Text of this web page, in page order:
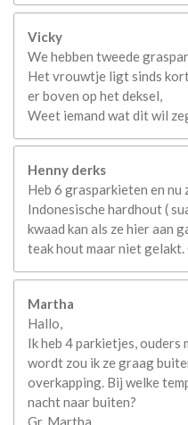
Vicky
We hebben tweede
Het vrouwtje ligt sinds
er boven op het deksel,
Weet iemand wat dit wil
Henny derks
Heb 6 grasparkieten en nu
Indonesische hardhout (
kwaad kan als ze hier aan
teak hout maar niet
Martha
Hallo,
Ik heb 4 parkietjes, ouders
wordt zou ik ze graag
overkapping. Bij welke
nacht naar buiten?
Gr. Martha